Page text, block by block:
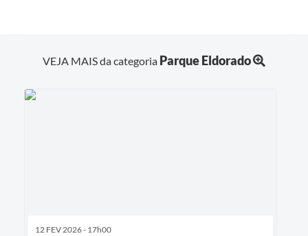
VEJA MAIS da categoria Parque Eldorado
12 FEV 2026 - 17h00